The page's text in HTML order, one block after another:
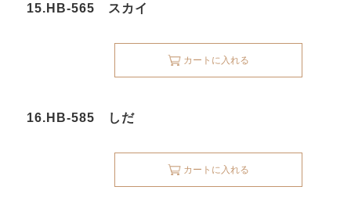
15.HB-565 スカイ
カートに入れる
16.HB-585 しだ
カートに入れる